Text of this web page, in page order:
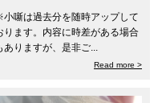
噺は過去分を随時アップして
ります。内容に時差がある場合
ありますが、是非ご...
Read more >